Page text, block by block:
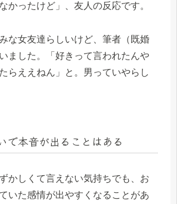
かったけど」、友人の反応です。
な女友達らしいけど、筆者（既婚
ました。「好きって言われたんや
らええねん」と。男っていやらし
で本音が出ることはある
かしくて言えない気持ちでも、お
いた感情が出やすくなることがあ